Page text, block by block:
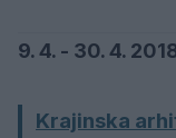
9. 4. - 30. 4.
Krajinska